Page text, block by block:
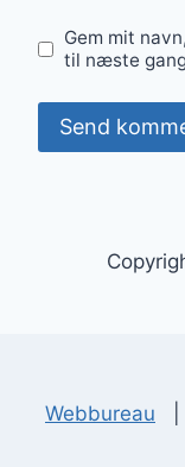
Gem mit
til næste
Webbureau |